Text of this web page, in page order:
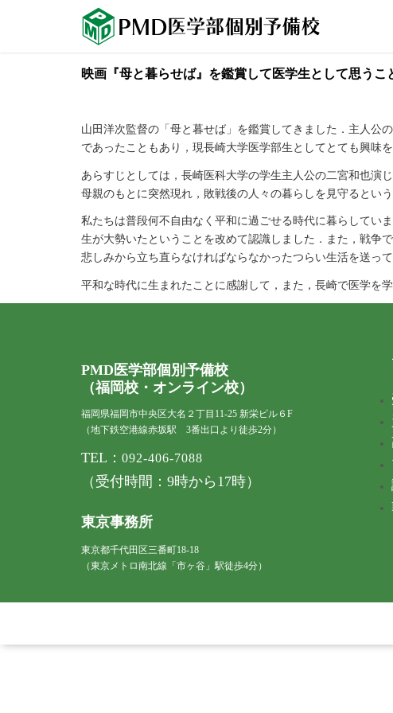
映画『母と暮らせば』を鑑賞して医学生として思うこ
山田洋次監督の「母と暮せば」を鑑賞してきました．主人公
であったこともあり，現長崎大学医学部生としてとても興味
あらすじとしては，長崎医科大学の学生主人公の二宮和也演
母親のもとに突然現れ，敗戦後の人々の暮らしを見守るとい
私たちは普段何不自由なく平和に過ごせる時代に暮らしてい
生が大勢いたということを改めて認識しました．また，戦争
悲しみから立ち直らなければならなかったつらい生活を送っ
平和な時代に生まれたことに感謝して，また，長崎で医学を
PMD医学部個別予備校
（福岡校・オンライン校）
福岡県福岡市中央区大名２丁目11-25 新栄ビル６F
（地下鉄空港線赤坂駅 3番出口より徒歩2分）
TEL： 092-406-7088
（受付時間：9時から17時）
東京事務所
東京都千代田区三番町18-18
（東京メトロ南北線「市ヶ谷」駅徒歩4分）